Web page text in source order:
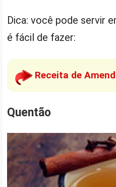
Dica: você pode servir
é fácil de fazer:
Receita de
Quentão